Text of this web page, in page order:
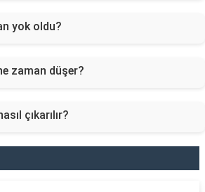
yok oldu?
zaman düşer?
çıkarılır?